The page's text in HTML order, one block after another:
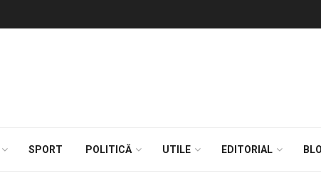
SPORT POLITICĂ UTILE EDITORIAL